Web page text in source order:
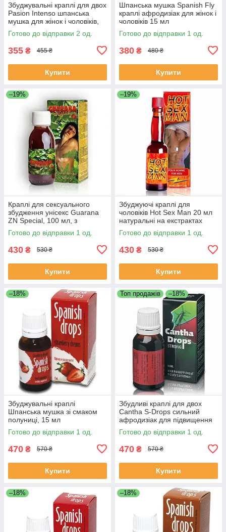
Збуджувальні краплі для двох
Pasion Intenso шпанська
мушка для жінок і чоловіків,
Афродизіак (15 мл)
Готово до відправки 2 од.
355 ₴ 455 ₴
Купити
Шпанська мушка Spanish Fly
краплі афродизіак для жінок і
чоловіків 15 мл
Готово до відправки 1 од.
380 ₴ 480 ₴
Купити
–19%
Краплі для сексуального
збудження унісекс Guarana
ZN Special, 100 мл, з
екстрактом гуарани
Готово до відправки 1 од.
430 ₴ 530 ₴
Купити
–19%
Збуджуючі краплі для
чоловіків Hot Sex Man 20 мл
натуральні на екстрактах
чабру та кориці
Готово до відправки 1 од.
430 ₴ 530 ₴
Купити
–18%
Збуджувальні краплі
Шпанська мушка зі смаком
полуниці, 15 мл
Готово до відправки 1 од.
470 ₴ 570 ₴
Купити
Топ продажів –18%
Збудливі краплі для двох
Cantha S-Drops сильний
афродизіак для підвищення
сексуальної енергії з L-
аргініном та вітаміном C
Готово до відправки 1 од.
470 ₴ 570 ₴
Купити
–18% –18%